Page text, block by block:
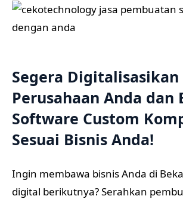
Segera Digitalisasikan
Perusahaan Anda dan
Software Custom
Sesuai Bisnis Anda!
Ingin membawa bisnis Anda di
digital berikutnya? Serahkan